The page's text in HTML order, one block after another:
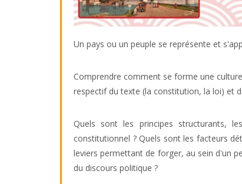
Un pays ou un peuple se représente et
Comprendre comment se forme une
respectif du texte (la constitution, la loi) et
Quels sont les principes structurants,
constitutionnel ? Quels sont les facteurs
leviers permettant de forger, au sein d'un
du discours politique ?